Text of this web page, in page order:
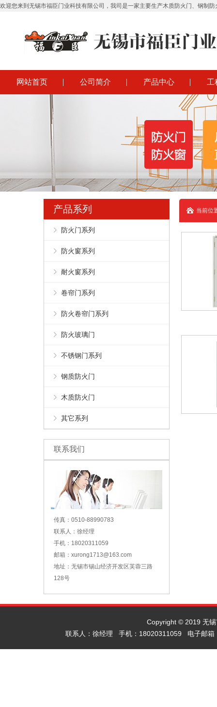
欢迎您来到无锡市福臣门业科技有限公司，我司是一家主要生产木质防火门、钢制
网站首页 公司简介 产品中心 工
产品系列
防火门系列
防火窗系列
耐火窗系列
卷帘门系列
防火卷帘门系列
防火玻璃门
不锈钢门系列
钢质防火门
木质防火门
其它系列
联系我们
传真：0510-88990783
联系人：徐经理
手机：18020311059
邮箱：xurong1713@163.com
地址：无锡市锡山经济开发区芙蓉三路
128号
当前位
Copyright © 2019 无
联系人：徐经理 手机：18020311059 电子邮